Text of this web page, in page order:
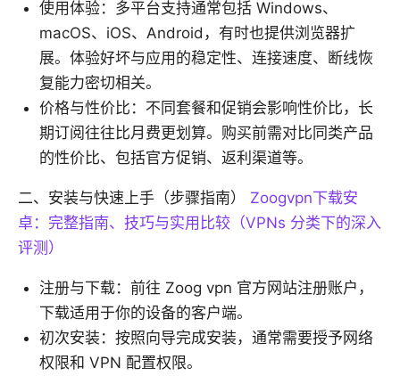
使用体验：多平台支持通常包括 Windows、
macOS、iOS、Android，有时也提供浏览器扩
展。体验好坏与应用的稳定性、连接速度、断线恢
复能力密切相关。
价格与性价比：不同套餐和促销会影响性价比，长
期订阅往往比月费更划算。购买前需对比同类产品
的性价比、包括官方促销、返利渠道等。
二、安装与快速上手（步骤指南） Zoogvpn下载安
卓：完整指南、技巧与实用比较（VPNs 分类下的深入
评测）
注册与下载：前往 Zoog vpn 官方网站注册账户，
下载适用于你的设备的客户端。
初次安装：按照向导完成安装，通常需要授予网络
权限和 VPN 配置权限。